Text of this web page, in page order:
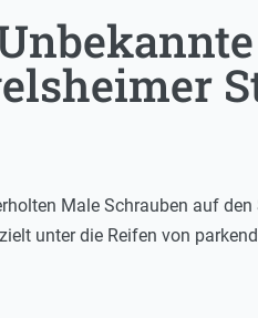
Male Schrauben auf
unter die Reifen von